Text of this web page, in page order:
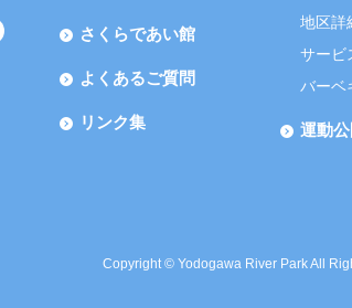
さくらであい館
よくあるご質問
リンク集
地区詳
サービ
バーベ
運動
Copyright © Yodogawa River Park All